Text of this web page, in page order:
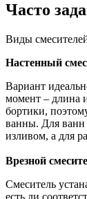
Часто
Виды
Настенный
Вариант
момент – длина
бортики,
ванны. Для ванн
изливом, а для
Врезной
Смеситель
есть ли